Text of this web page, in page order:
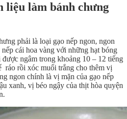
liệu làm bánh chưng
phải là loại gạo nếp ngon, ngon
cái hoa vàng với những hạt bóng
ngâm trong khoảng 10 – 12 tiếng
ráo rồi xóc muối trắng cho thêm vị
ngon chính là vị mặn của gạo nếp
xanh, vị béo ngậy của thịt hòa quyện